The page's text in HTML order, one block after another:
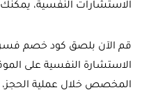
الاستشارات النفسية،
قم الآن بلصق كود خصم
الاستشارة النفسية على
المخصص خلال عملية الحجز،